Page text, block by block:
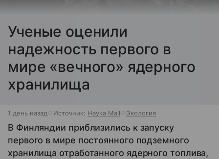
Ученые оценили
надежность первого в
мире «вечного» ядерного
хранилища
1 день назад Источник: Наука Mail Экология
В Финляндии приблизились к запуску
первого в мире постоянного подземного
хранилища отработанного ядерного топлива,